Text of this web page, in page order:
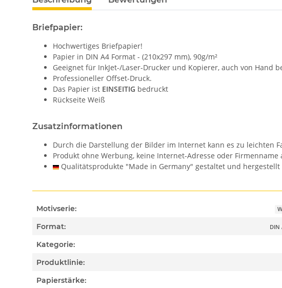
Briefpapier:
Hochwertiges Briefpapier!
Papier in DIN A4 Format - (210x297 mm), 90g/m²
Geeignet für InkJet-/Laser-Drucker und Kopierer, auch von Hand
Professioneller Offset-Druck.
Das Papier ist EINSEITIG bedruckt
Rückseite Weiß
Zusatzinformationen
Durch die Darstellung der Bilder im Internet kann es zu leichten
Produkt ohne Werbung, keine Internet-Adresse oder Firmenname
Qualitätsprodukte "Made in Germany" gestaltet und
Motivserie:
Format: DIN
Kategorie:
Produktlinie:
Papierstärke: